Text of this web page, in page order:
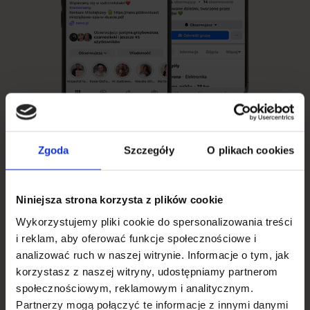
Zgoda Szczegóły O plikach cookies
Niniejsza strona korzysta z plików cookie
Wykorzystujemy pliki cookie do spersonalizowania treści
i reklam, aby oferować funkcje społecznościowe i
analizować ruch w naszej witrynie. Informacje o tym, jak
korzystasz z naszej witryny, udostępniamy partnerom
społecznościowym, reklamowym i analitycznym.
Partnerzy mogą połączyć te informacje z innymi danymi
Obserwuj Neno w
social mediach
Zaobserwuj nasze kanały na social mediach i bądź na
bieżąco z promocjami i nowościami w ofercie: